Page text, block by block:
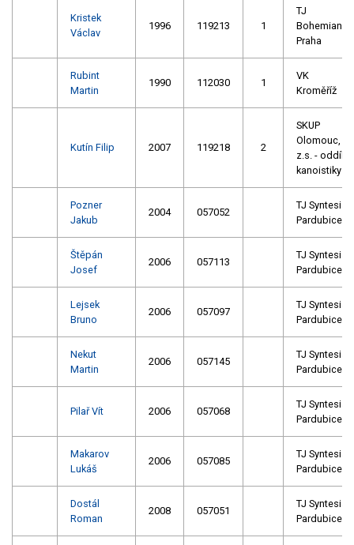
Kristek
Václav
1996 119213 1
TJ
Bohemians
Praha
Rubint
Martin
1990 112030 1
VK
Kroměříž
Kutín Filip 2007 119218 2
SKUP
Olomouc,
z.s. - oddíl
kanoistiky
Pozner
Jakub
2004 057052
TJ Syntesia
Pardubice
Štěpán
Josef
2006 057113
TJ Syntesia
Pardubice
Lejsek
Bruno
2006 057097
TJ Syntesia
Pardubice
Nekut
Martin
2006 057145
TJ Syntesia
Pardubice
Pilař Vít 2006 057068
TJ Syntesia
Pardubice
Makarov
Lukáš
2006 057085
TJ Syntesia
Pardubice
Dostál
Roman
2008 057051
TJ Syntesia
Pardubice